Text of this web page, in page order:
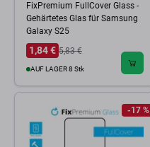
FixPremium FullCover Glass -
Gehärtetes Glas für Samsung
Galaxy S25
1,84 € 5,83 €
AUF LAGER 8 Stk
-17 %